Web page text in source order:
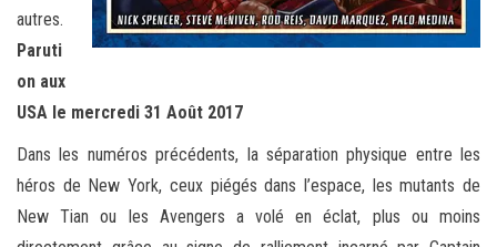
autres.
Paruti
on aux
USA le mercredi 31 Août 2017
Dans les numéros précédents, la séparation physique entre les
héros de New York, ceux piégés dans l’espace, les mutants de
New Tian ou les Avengers a volé en éclat, plus ou moins